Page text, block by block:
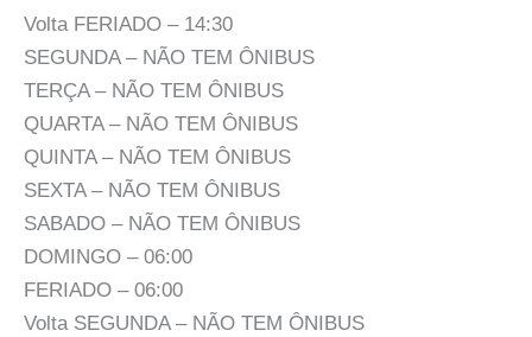
Volta FERIADO – 14:30
SEGUNDA – NÃO TEM ÔNIBUS
TERÇA – NÃO TEM ÔNIBUS
QUARTA – NÃO TEM ÔNIBUS
QUINTA – NÃO TEM ÔNIBUS
SEXTA – NÃO TEM ÔNIBUS
SABADO – NÃO TEM ÔNIBUS
DOMINGO – 06:00
FERIADO – 06:00
Volta SEGUNDA – NÃO TEM ÔNIBUS